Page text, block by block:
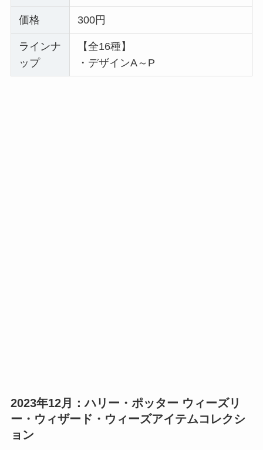
価格 300円
ラインナ
ップ
【全16種】
・デザインA～P
2023年12月：ハリー・ポッター ウィーズリ
ー・ウィザード・ウィーズアイテムコレクシ
ョン